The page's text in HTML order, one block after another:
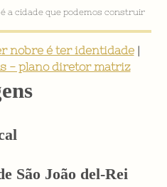
a cidade que podemos construir
nobre é ter identidade|
- plano diretor matriz
São João del-Rei